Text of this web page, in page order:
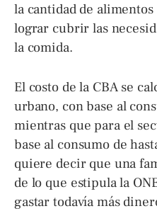
la cantidad de
lograr cubrir las
la comida.
El costo de la CBA se
urbano, con base al
mientras que para el
base al consumo de
quiere decir que una
de lo que estipula la
gastar todavía más